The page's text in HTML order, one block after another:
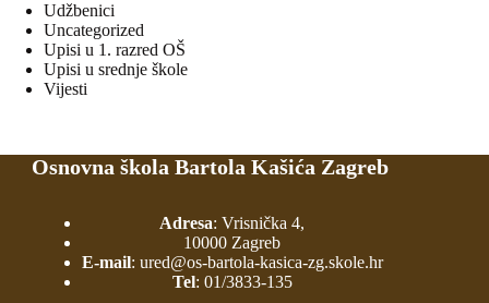
Udžbenici
Uncategorized
Upisi u 1. razred OŠ
Upisi u srednje škole
Vijesti
Osnovna škola Bartola Kašića Zagreb
Adresa: Vrisnička 4,
10000 Zagreb
E-mail: ured@os-bartola-kasica-zg.skole.hr
Tel: 01/3833-135